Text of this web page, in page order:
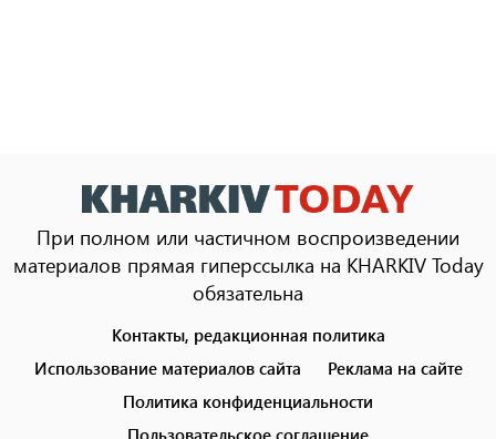
При полном или частичном воспроизведении
материалов прямая гиперссылка на KHARKIV Today
обязательна
menu
Контакты, редакционная политика
Использование материалов сайта
Реклама на сайте
Политика конфиденциальности
Пользовательское соглашение